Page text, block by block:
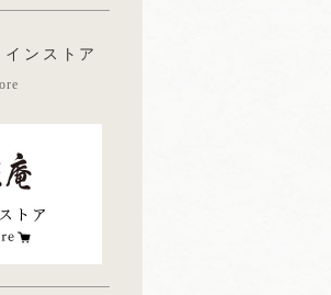
ンストア